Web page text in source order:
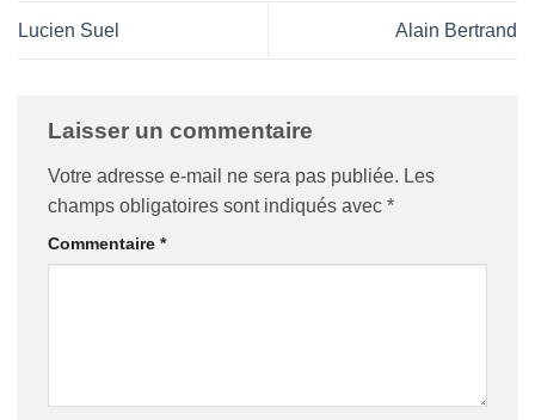
Lucien Suel Alain Bertrand
Laisser un commentaire
Votre adresse e-mail ne sera pas publiée. Les
champs obligatoires sont indiqués avec *
Commentaire *